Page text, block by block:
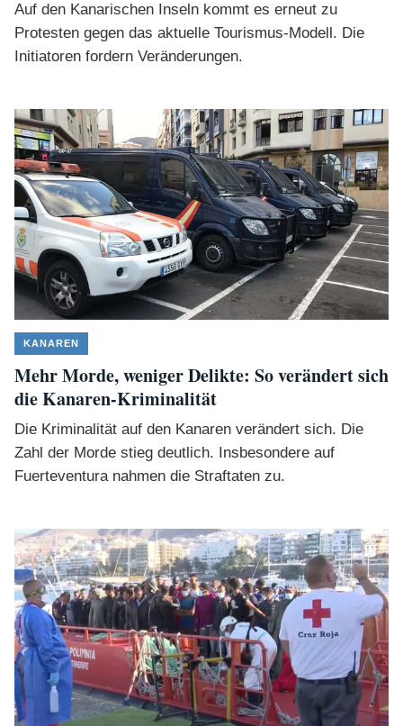
Auf den Kanarischen Inseln kommt es erneut zu
Protesten gegen das aktuelle Tourismus-Modell. Die
Initiatoren fordern Veränderungen.
KANAREN
Mehr Morde, weniger Delikte: So verändert sich
die Kanaren-Kriminalität
Die Kriminalität auf den Kanaren verändert sich. Die
Zahl der Morde stieg deutlich. Insbesondere auf
Fuerteventura nahmen die Straftaten zu.